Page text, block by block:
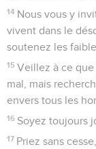
14 Nous vous y
vivent dans le
soutenez les
15 Veillez à ce
mal, mais
envers tous les
16 Soyez toujours
17 Priez sans cesse,